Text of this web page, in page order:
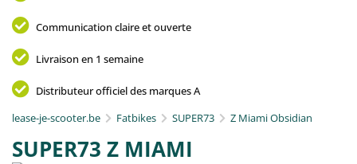
Communication claire et ouverte
Livraison en 1 semaine
Distributeur officiel des marques A
lease-je-scooter.be
Fatbikes SUPER73 Z Miami Obsidian
SUPER73 Z MIAMI